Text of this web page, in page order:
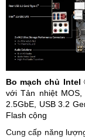
Bo mạch chủ Intel
với Tản nhiệt
2.5GbE, USB 3.2
Flash cộng
Cung cấp năng